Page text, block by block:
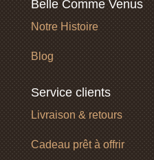
Belle Comme Venus
Notre Histoire
Blog
Service clients
Livraison & retours
Cadeau prêt à offrir